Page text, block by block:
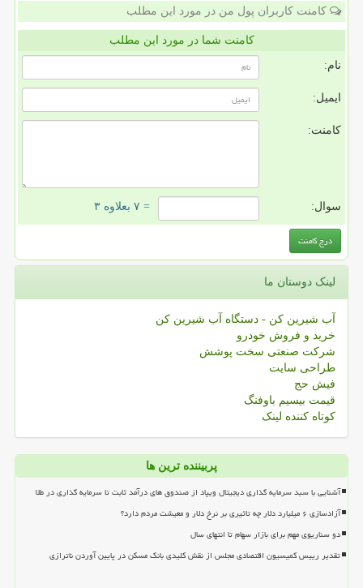
کامنت کاربران پول من در مورد این مطلب
کامنت شما در مورد این مطلب
نام:
ایمیل:
کامنت:
سوال: = ۷ بعلاوه ۳
لینک دوستان ما
آب شیرین کن - دستگاه آب شیرین کن
خرید و فروش خودرو
شرکت صنعتی سخت پوشش
طراحی سایت
فیش حج
قیمت بیسیم باوفنگ
کوتاه کننده لینک
پربیننده ترین ها
آشنایی با سبد سرمایه گذاری دیجیتال ویپاد از صندوق های درآمد ثابت تا سرمایه گذاری در طلا
آزادسازی ۶ میلیارد دلار چه تاثیری بر نرخ دلار و معیشت مردم دارد؟
دو سناریوی مهم برای بازار سهام تا انتهای سال
تقدیر رییس کمیسیون اقتصادی مجلس از نقش کلیدی بانک مسکن در پایین آوردن ناترازی